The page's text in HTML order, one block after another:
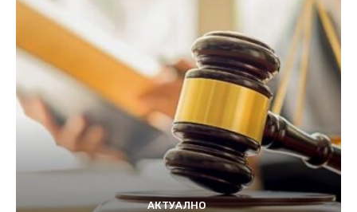
АКТУАЛНО